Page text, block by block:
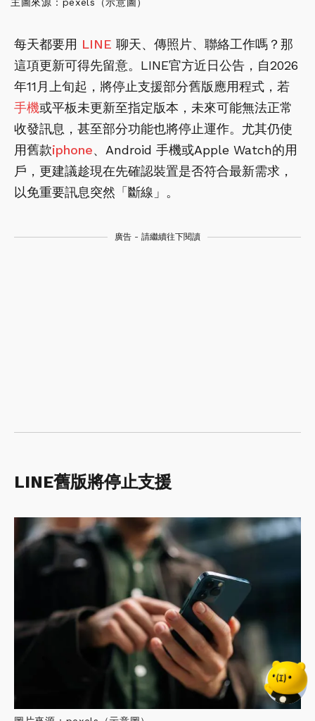
每天都要用 LINE 聊天、傳照片、聯絡工作嗎？那
這項更新可得先留意。LINE官方近日公告，自2026
年11月上旬起，將停止支援部分舊版應用程式，若
手機或平板未更新至指定版本，未來可能無法正常
收發訊息，甚至部分功能也將停止運作。尤其仍使
用舊款iphone、Android 手機或Apple Watch的用
戶，更建議趁現在先確認裝置是否符合最新需求，
以免重要訊息突然「斷線」。
廣告 - 請繼續往下閱讀
LINE舊版將停止支援